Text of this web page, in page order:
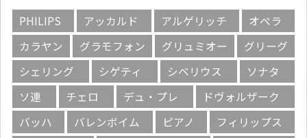
PHILIPS アッカルド アルゲリッチ
オペラ
カラヤン
グラモフォン グリュミオー
グリーグ
シェリング
シゲティ シベリウス
ソナタ
ソ連
チェロ デュ・プレ
ドヴォルザーク
バッハ
バレンボイム ピアノ
フィリップス